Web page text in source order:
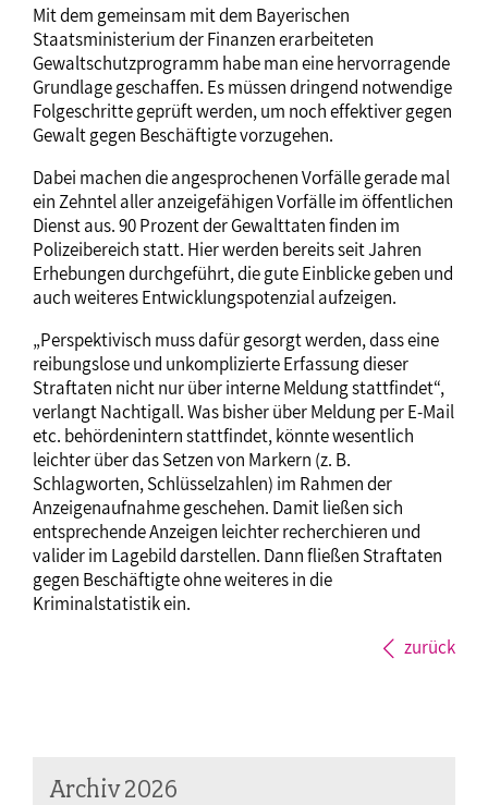
Mit dem gemeinsam mit dem Bayerischen
Staatsministerium der Finanzen erarbeiteten
Gewaltschutzprogramm habe man eine hervorragende
Grundlage geschaffen. Es müssen dringend notwendige
Folgeschritte geprüft werden, um noch effektiver gegen
Gewalt gegen Beschäftigte vorzugehen.
Dabei machen die angesprochenen Vorfälle gerade mal
ein Zehntel aller anzeigefähigen Vorfälle im öffentlichen
Dienst aus. 90 Prozent der Gewalttaten finden im
Polizeibereich statt. Hier werden bereits seit Jahren
Erhebungen durchgeführt, die gute Einblicke geben und
auch weiteres Entwicklungspotenzial aufzeigen.
„Perspektivisch muss dafür gesorgt werden, dass eine
reibungslose und unkomplizierte Erfassung dieser
Straftaten nicht nur über interne Meldung stattfindet“,
verlangt Nachtigall. Was bisher über Meldung per E-Mail
etc. behördenintern stattfindet, könnte wesentlich
leichter über das Setzen von Markern (z. B.
Schlagworten, Schlüsselzahlen) im Rahmen der
Anzeigenaufnahme geschehen. Damit ließen sich
entsprechende Anzeigen leichter recherchieren und
valider im Lagebild darstellen. Dann fließen Straftaten
gegen Beschäftigte ohne weiteres in die
Kriminalstatistik ein.
zurück
Archiv 2026